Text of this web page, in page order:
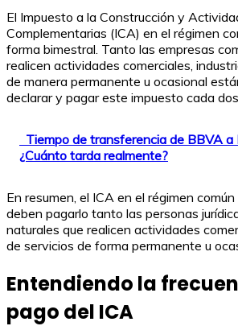
El Impuesto a la Construcción y
Complementarias (ICA) en el régimen
forma bimestral. Tanto las empresas
realicen actividades comerciales,
de manera permanente u ocasional
declarar y pagar este impuesto cada
Tiempo de transferencia de BBVA a
¿Cuánto tarda realmente?
En resumen, el ICA en el régimen
deben pagarlo tanto las personas
naturales que realicen actividades
de servicios de forma permanente u
Entendiendo la
pago del ICA